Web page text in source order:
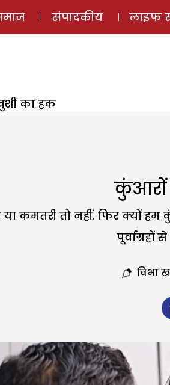
संपादकीय लाइफ
का हक
कुंआरों
या कमतरी तो नहीं. फिर
विभा